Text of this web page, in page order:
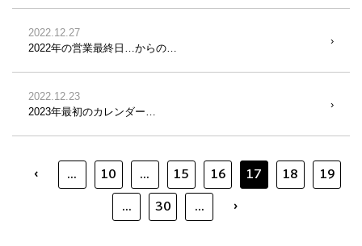
2022.12.27
2022年の営業最終日…からの…
2022.12.23
2023年最初のカレンダー…
‹ ... 10 ... 15 16 17 18
19
...
30 ... ›